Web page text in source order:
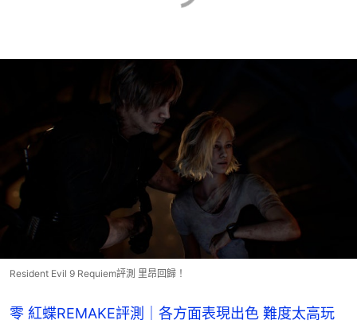
Resident Evil 9 Requiem評測 里昂回歸！
零 紅蝶REMAKE評測｜各方面表現出色 難度太高玩